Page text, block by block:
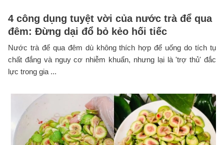
4 công dụng tuyệt vời của nước trà để qua
đêm: Đừng dại đổ bỏ kẻo hối tiếc
Nước trà để qua đêm dù không thích hợp để uống do tích tụ
chất đắng và nguy cơ nhiễm khuẩn, nhưng lại là 'trợ thủ' đắc
lực trong gia ...